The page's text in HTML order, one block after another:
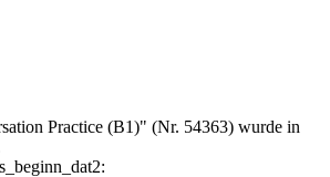
Practice (B1)" (Nr. 54363) wurde in